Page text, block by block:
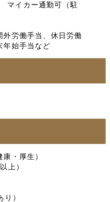
マイカー通勤可（駐
労働手当、休日労働
年始手当など
・厚生）
上）
）